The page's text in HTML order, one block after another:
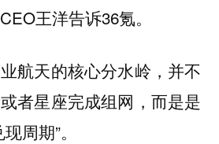
王洋告诉36氪。
航天的核心分水岭，并不
者星座完成组网，而是是
周期”。